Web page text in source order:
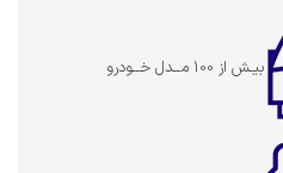
بیـش از 100 مــدل خــودرو